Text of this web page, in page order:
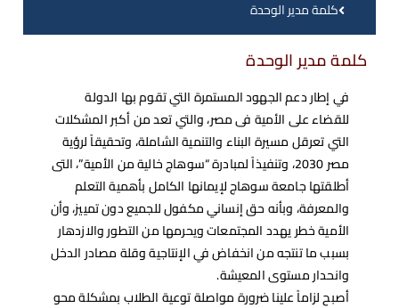
كلمة مدير الوحدة
كلمة مدير الوحدة
في إطار دعم الجهود المستمرة التي تقوم بها الدولة
للقضاء على الأمية فى مصر، والتي تعد من أكبر المشكلات
التي تعرقل مسيرة البناء والتنمية الشاملة، وتحقيقاً لرؤية
مصر 2030، وتنفيذاً لمبادرة “سوهاج خالية من الأمية”، التى
أطلقتها جامعة سوهاج لإيمانها الكامل بأهمية التعلم
والمعرفة، وبأنه حق إنساني مكفول للجميع دون تمييز، وأن
الأمية خطر يهدد المجتمعات ويحرمها من التطور والازدهار
بسبب ما تنتجه من انخفاض في الإنتاجية وقلة مصادر الدخل
وانحدار مستوى المعيشة.
أصبح لزاماً علينا ضرورة مواصلة توعية الطلاب بمشكلة محو